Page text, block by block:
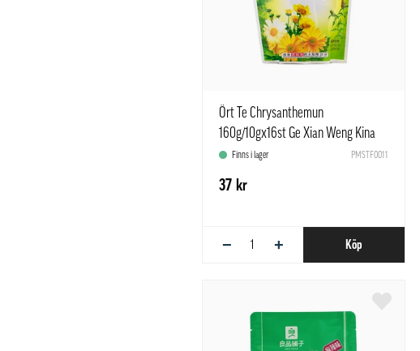
Ört Te Chrysanthemun
160g/10gx16st Ge Xian Weng Kina
Finns i lager PMSTF0011
37 kr
− + Köp